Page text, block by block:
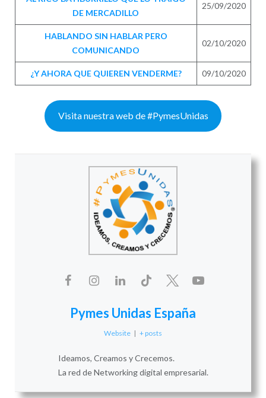
DE MERCADILLO
25/09/2020
HABLANDO SIN HABLAR PERO
COMUNICANDO
02/10/2020
¿Y AHORA QUE QUIEREN VENDERME? 09/10/2020
Visita nuestra web de #PymesUnidas
Pymes Unidas España
Website | + posts
Ideamos, Creamos y Crecemos.
La red de Networking digital empresarial.